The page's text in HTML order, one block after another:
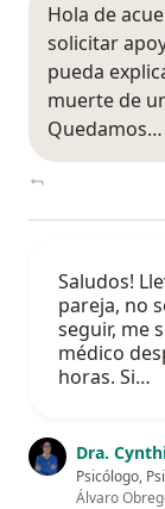
Hola de
solicitar
pueda
muerte de
Quedamos…
Saludos!
pareja, no
seguir, me
médico
horas. Si…
Dra.
Psicólogo,
Álvaro